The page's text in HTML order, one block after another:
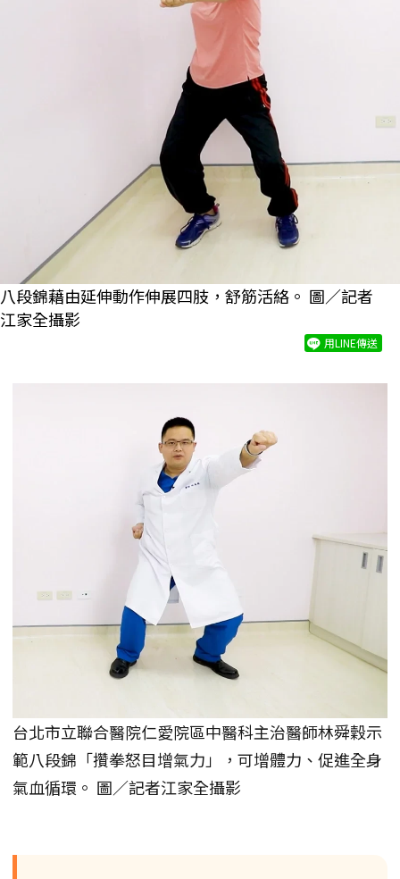
八段錦藉由延伸動作伸展四肢，舒筋活絡。 圖／記者
江家全攝影
用LINE傳送
台北市立聯合醫院仁愛院區中醫科主治醫師林舜穀示
範八段錦「攢拳怒目增氣力」，可增體力、促進全身
氣血循環。 圖／記者江家全攝影